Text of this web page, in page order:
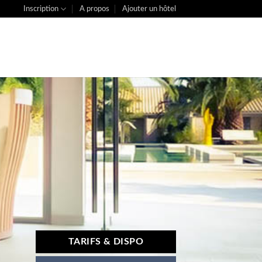
Inscription A propos Ajouter un hôtel
TARIFS & DISPO